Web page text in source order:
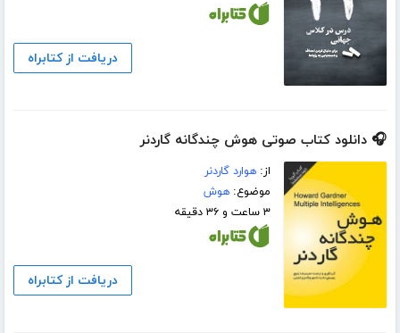
دریافت از کتابراه
🎧 دانلود کتاب صوتی هوش چندگانه گاردنر
از:هوارد گاردنر
موضوع:هوش
۳ ساعت و ۳۶ دقیقه
دریافت از کتابراه